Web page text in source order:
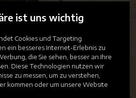
ist uns wichtig
Cookies und Targeting
ein besseres Internet-Erlebnis zu
die Sie sehen, besser an Ihre
Diese Technologien nutzen wir
zu messen, um zu verstehen,
kommen oder um unsere Website